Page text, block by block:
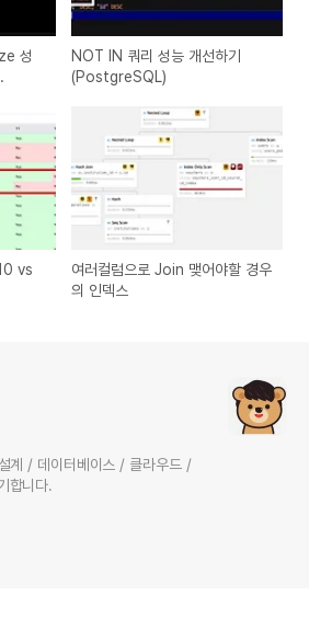
성
NOT IN 쿼리 성능 개선하기
(PostgreSQL)
vs
여러컬럼으로 Join 맺어야할 경우
의 인덱스
계 / 데이터베이스 / 클라우드 /
합니다.